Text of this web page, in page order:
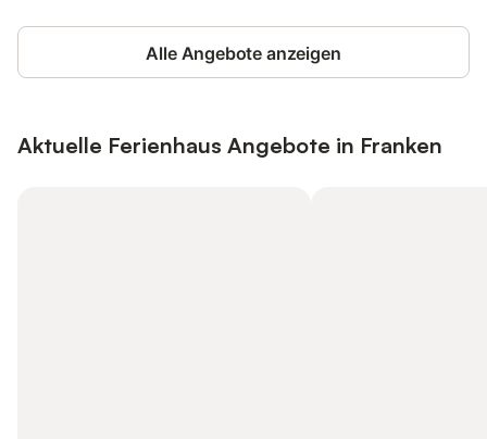
Alle Angebote anzeigen
Aktuelle Ferienhaus Angebote in Franken